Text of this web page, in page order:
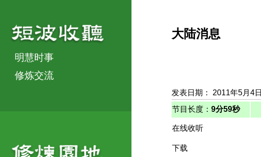
明慧时事
修炼交流
大陆消息
发表日期： 2011年5月4日
节目长度： 9分59秒
在线收听
下载